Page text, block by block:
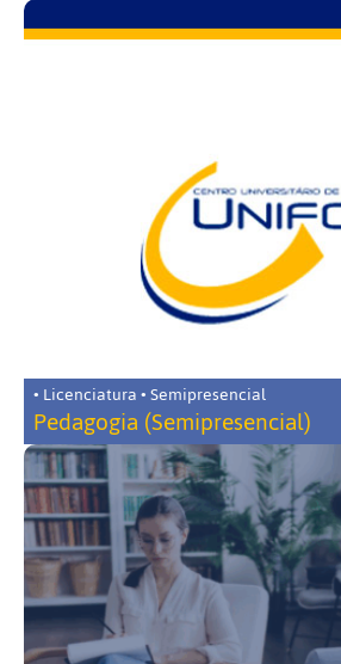
• Licenciatura • Semipresencial
Pedagogia (Semipresencial)